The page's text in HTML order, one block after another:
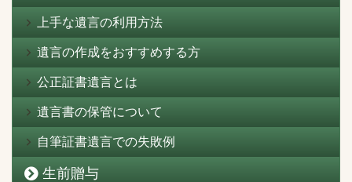
上手な遺言の利用方法
遺言の作成をおすすめする方
公正証書遺言とは
遺言書の保管について
自筆証書遺言での失敗例
生前贈与